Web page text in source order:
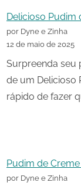
Delicioso Pudim
por Dyne e Zinha
12 de maio de 2025
Surpreenda seu
de um Delicioso
rápido de fazer
Pudim de
por Dyne e Zinha